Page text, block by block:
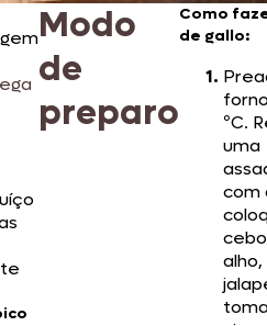
Modo
de
preparo
Como
de gallo:
ºC.
uma
com
alho,